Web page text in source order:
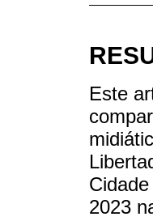
Este
2023